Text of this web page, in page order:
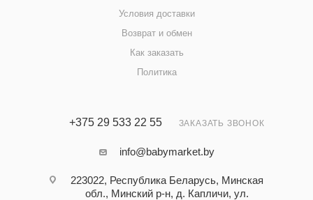
Условия доставки
Возврат и обмен
Как заказать
Политика
+375 29 533 22 55 ЗАКАЗАТЬ ЗВОНОК
info@babymarket.by
223022, Республика Беларусь, Минская
обл., Минский р-н, д. Капличи, ул.